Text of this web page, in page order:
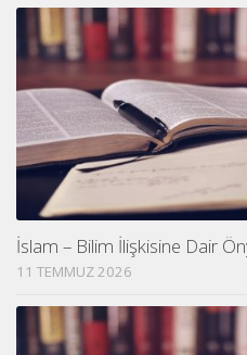
İslam – Bilim İlişkisine Dair
11 TEMMUZ 2026